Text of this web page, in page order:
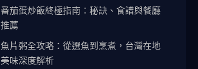
番茄蛋炒飯終極指南：秘訣、食譜與餐廳
推薦
魚片粥全攻略：從選魚到烹煮，台灣在地
美味深度解析